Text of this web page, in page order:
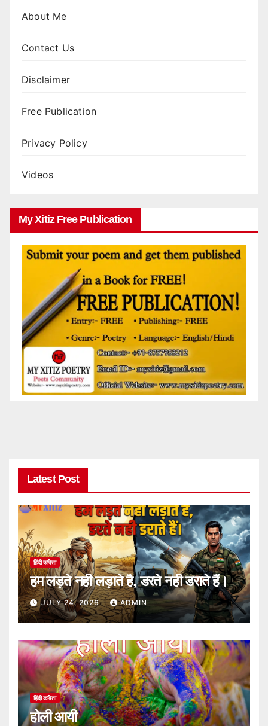
About Me
Contact Us
Disclaimer
Free Publication
Privacy Policy
Videos
My Xitiz Free Publication
Latest Post
हिंदी कविता
हम लड़ते नही लड़ाते है, डरते नही डराते हैं।
JULY 24, 2026 ADMIN
हिंदी कविता
होली आयी